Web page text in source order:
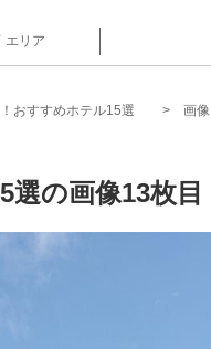
エリア
おすすめホテル15選 画像
の画像13枚目